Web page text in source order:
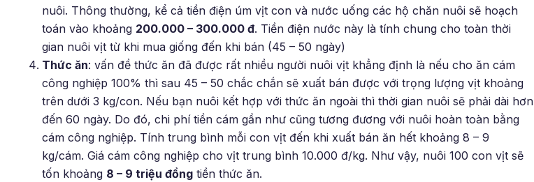
nuôi. Thông thường, kể cả tiền điện úm vịt con và nước uống các hộ chăn nuôi sẽ hoạch
toán vào khoảng 200.000 – 300.000 đ. Tiền điện nước này là tính chung cho toàn thời
gian nuôi vịt từ khi mua giống đến khi bán (45 – 50 ngày)
Thức ăn: vấn đề thức ăn đã được rất nhiều người nuôi vịt khẳng định là nếu cho ăn cám
công nghiệp 100% thì sau 45 – 50 chắc chắn sẽ xuất bán được với trọng lượng vịt khoảng
trên dưới 3 kg/con. Nếu bạn nuôi kết hợp với thức ăn ngoài thì thời gian nuôi sẽ phải dài hơn
đến 60 ngày. Do đó, chi phí tiền cám gần như cũng tương đương với nuôi hoàn toàn bằng
cám công nghiệp. Tính trung bình mỗi con vịt đến khi xuất bán ăn hết khoảng 8 – 9
kg/cám. Giá cám công nghiệp cho vịt trung bình 10.000 đ/kg. Như vậy, nuôi 100 con vịt sẽ
tốn khoảng 8 – 9 triệu đồng tiền thức ăn.